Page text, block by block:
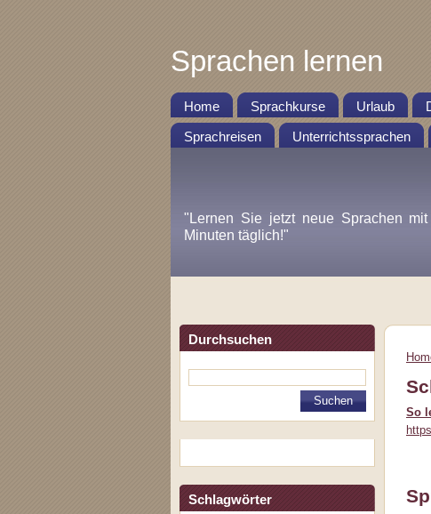
Sprachen lernen
Home Sprachkurse Urlaub
Sprachreisen Unterrichtssprachen
"Lernen Sie jetzt neue Sprachen
Minuten täglich!"
Durchsuchen
Schlagwörter
So